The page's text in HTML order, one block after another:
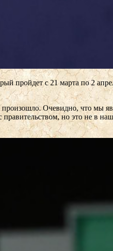
пройдет с 21 марта по 2
Очевидно, что мы
но это не в